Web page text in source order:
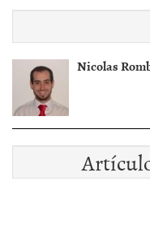
Nicolas